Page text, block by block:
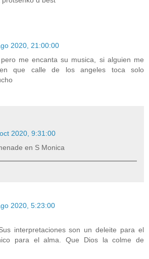
2020, 21:00:00
me encanta su musica, si alguien me
que calle de los angeles toca solo
2020, 9:31:00
en S Monica
2020, 5:23:00
interpretaciones son un deleite para el
para el alma. Que Dios la colme de